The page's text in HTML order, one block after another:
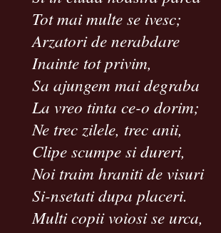
Tot mai multe se ivesc;
Arzatori de nerabdare
Inainte tot privim,
Sa ajungem mai degraba
La vreo tinta ce-o dorim;
Ne trec zilele, trec anii,
Clipe scumpe si dureri,
Noi traim hraniti de visuri
Si-nsetati dupa placeri.
Multi copii voiosi se urca,